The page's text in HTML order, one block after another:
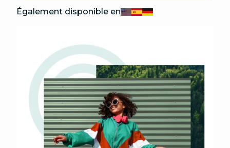
Également disponible enEnglish
Español
Deutsch